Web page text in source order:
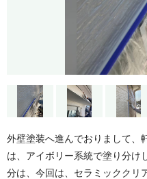
外壁塗装へ進んでおりまして、
は、アイボリー系統で塗り分け
分は、今回は、セラミッククリ